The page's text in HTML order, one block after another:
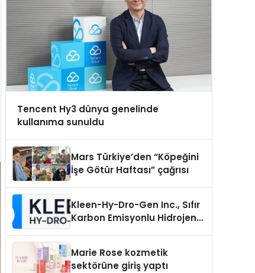
Tencent Hy3 dünya genelinde
kullanıma sunuldu
Mars Türkiye’den “Köpeğini
İşe Götür Haftası” çağrısı
Kleen-Hy-Dro-Gen Inc., Sıfır
Karbon Emisyonlu Hidrojen
Aldı
Marie Rose kozmetik
sektörüne giriş yaptı